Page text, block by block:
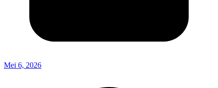
Mei 6, 2026